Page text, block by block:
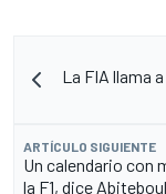
La FIA llama
ARTÍCULO SIGUIENTE
Un calendario con
la F1, dice Abiteboul